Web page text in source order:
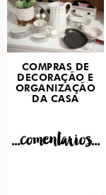
COMPRAS DE
DECORAÇÃO E
ORGANIZAÇÃO
DA CASA
...comentarios...